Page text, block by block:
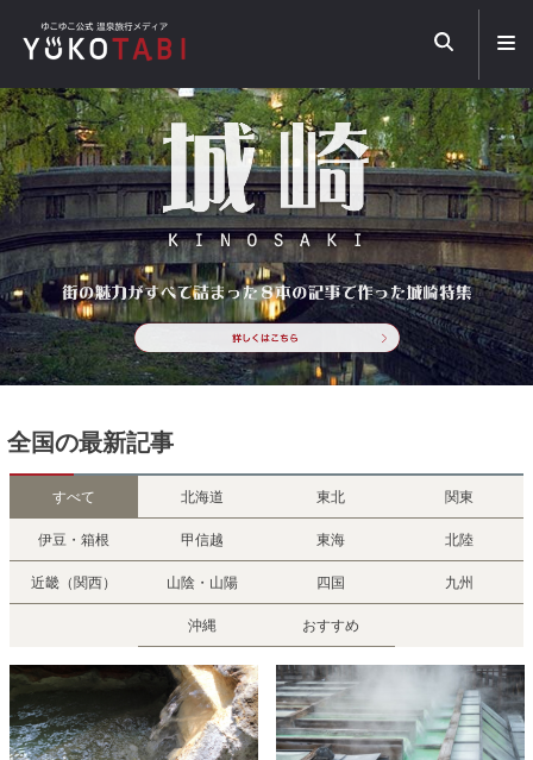
メ
ュ
ー
を
開
く
日
常
で
も
、
特
別
も
。
自
分
に
ぴ
っ
た
り
泉
旅
を
温
泉
を
中
心
と
し
大
人
の
旅
情
報
メ
デ
ィ
こ
た
び
全国の最新記事
すべて 北海道 東北 関東
伊豆・箱根 甲信越 東海 北陸
近畿（関西） 山陰・山陽 四国 九州
沖縄 おすすめ